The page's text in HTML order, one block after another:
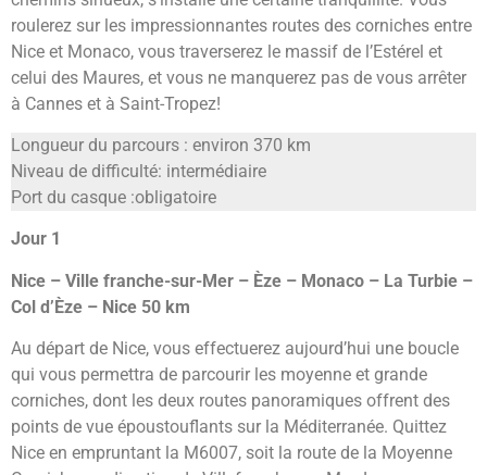
roulerez sur les impressionnantes routes des corniches entre
Nice et Monaco, vous traverserez le massif de l’Estérel et
celui des Maures, et vous ne manquerez pas de vous arrêter
à Cannes et à Saint-Tropez!
Longueur du parcours : environ 370 km
Niveau de difficulté: intermédiaire
Port du casque :obligatoire
Jour 1
Nice – Ville franche-sur-Mer – Èze – Monaco – La Turbie –
Col d’Èze – Nice 50 km
Au départ de Nice, vous effectuerez aujourd’hui une boucle
qui vous permettra de parcourir les moyenne et grande
corniches, dont les deux routes panoramiques offrent des
points de vue époustouflants sur la Méditerranée. Quittez
Nice en empruntant la M6007, soit la route de la Moyenne